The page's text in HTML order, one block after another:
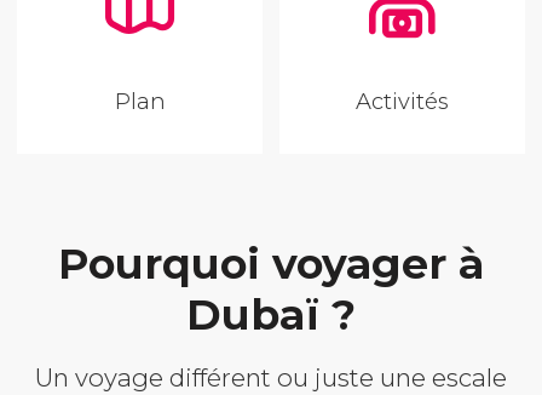
Plan Activités
Pourquoi voyager à
Dubaï ?
Un voyage différent ou juste une escale